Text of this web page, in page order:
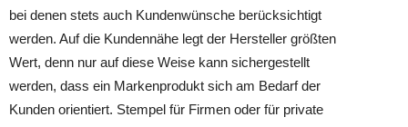
bei denen stets auch Kundenwünsche berücksichtigt
werden. Auf die Kundennähe legt der Hersteller größten
Wert, denn nur auf diese Weise kann sichergestellt
werden, dass ein Markenprodukt sich am Bedarf der
Kunden orientiert. Stempel für Firmen oder für private